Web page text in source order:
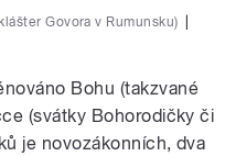
Govora v Rumunsku)
Bohu (takzvané
(svátky Bohorodičky či
je novozákonních, dva